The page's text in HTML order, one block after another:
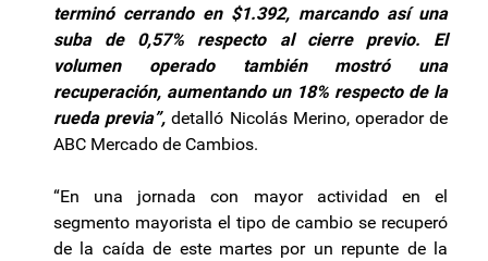
terminó cerrando en $1.392, marcando así una
suba de 0,57% respecto al cierre previo. El
volumen operado también mostró una
recuperación, aumentando un 18% respecto de la
rueda previa”, detalló Nicolás Merino, operador de
ABC Mercado de Cambios.
“En una jornada con mayor actividad en el
segmento mayorista el tipo de cambio se recuperó
de la caída de este martes por un repunte de la